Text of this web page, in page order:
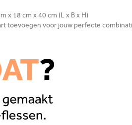
x 18 cm x 40 cm (L x B x H)
toevoegen voor jouw perfecte